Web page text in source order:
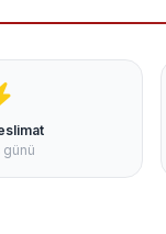
günü